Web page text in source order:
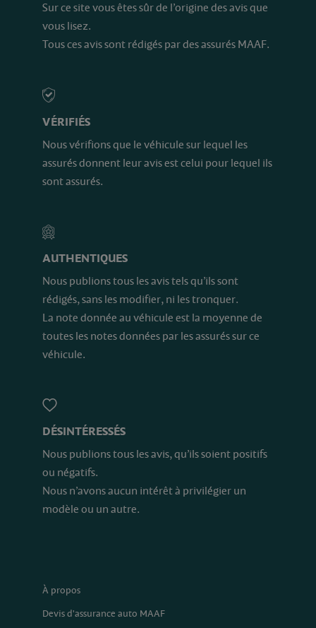
Sur ce site vous êtes sûr de l’origine des avis que
vous lisez.
Tous ces avis sont rédigés par des assurés MAAF.
VÉRIFIÉS
Nous vérifions que le véhicule sur lequel les
assurés donnent leur avis est celui pour lequel ils
sont assurés.
AUTHENTIQUES
Nous publions tous les avis tels qu’ils sont
rédigés, sans les modifier, ni les tronquer.
La note donnée au véhicule est la moyenne de
toutes les notes données par les assurés sur ce
véhicule.
DÉSINTÉRESSÉS
Nous publions tous les avis, qu’ils soient positifs
ou négatifs.
Nous n’avons aucun intérêt à privilégier un
modèle ou un autre.
À propos
Devis d'assurance auto MAAF